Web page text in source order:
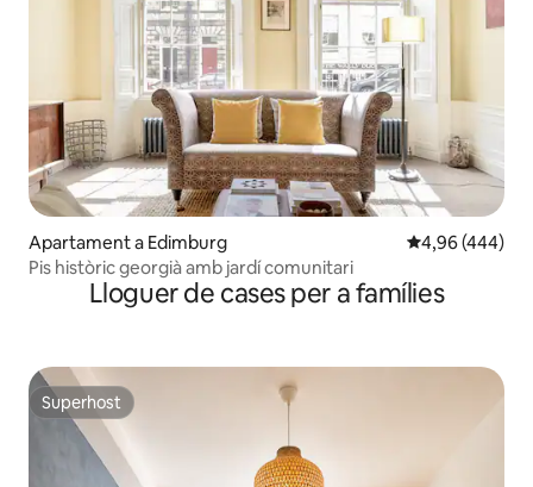
Apartament a Edimburg 4,96 de
4,96 (444)
Pis històric georgià amb jardí comunitari
Lloguer de cases per a famílies
Superhost
Superhost